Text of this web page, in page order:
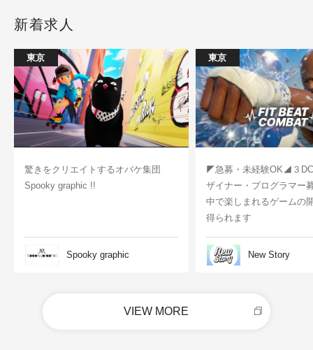
新着求人
東京
驚きをクリエイトするオバケ集団
Spooky graphic !!
Spooky graphic
東京
◤急募・未経験OK◢３
ザイナー・プログラマー
中で楽しまれるゲームの
得られます
New Story
VIEW MORE